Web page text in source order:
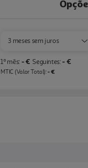
3 meses sem juros
1º mês: - € Seguintes:- €
MTIC (Valor Total):- €